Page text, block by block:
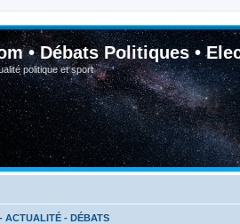
• Débats Politiques •
politique et sport
ACTUALITÉ - DÉBATS